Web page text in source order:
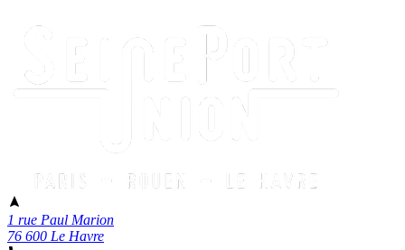
1 rue Paul Marion
76 600 Le Havre